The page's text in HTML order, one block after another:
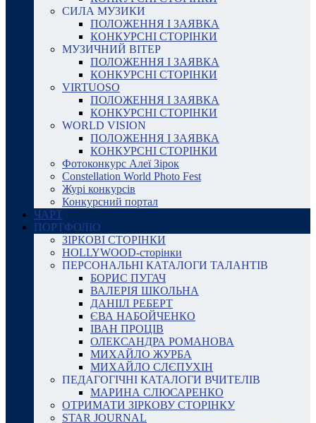
СИЛА МУЗИКИ
ПОЛОЖЕННЯ І ЗАЯВКА
КОНКУРСНІ СТОРІНКИ
МУЗИЧНИЙ ВІТЕР
ПОЛОЖЕННЯ І ЗАЯВКА
КОНКУРСНІ СТОРІНКИ
VIRTUOSO
ПОЛОЖЕННЯ І ЗАЯВКА
КОНКУРСНІ СТОРІНКИ
WORLD VISION
ПОЛОЖЕННЯ І ЗАЯВКА
КОНКУРСНІ СТОРІНКИ
Фотоконкурс Алеї Зірок
Constellation World Photo Fest
Журі конкурсів
Конкурсний портал
ЧАРТ
ПОРТФОЛІО
ЗІРКОВІ СТОРІНКИ
HOLLYWOOD-сторінки
ПЕРСОНАЛЬНІ КАТАЛОГИ ТАЛАНТІВ
БОРИС ПУГАЧ
ВАЛЕРІЯ ШКОЛЬНА
ДАНІІЛ РЕБЕРТ
ЄВА НАБОЙЧЕНКО
ІВАН ПРОЦІВ
ОЛЕКСАНДРА РОМАНОВА
МИХАЙЛО ЖУРБА
МИХАЙЛО СЛЄПУХІН
ПЕДАГОГІЧНІ КАТАЛОГИ ВЧИТЕЛІВ
МАРИНА СЛЮСАРЕНКО
ОТРИМАТИ ЗІРКОВУ СТОРІНКУ
STAR JOURNAL